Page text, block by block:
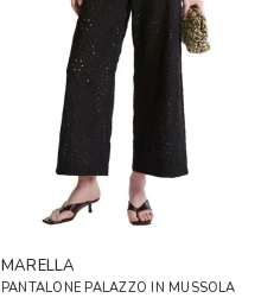
MARELLA
PANTALONE PALAZZO IN MUSSOLA